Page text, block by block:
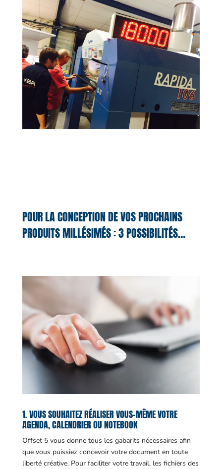
POUR LA CONCEPTION DE VOS PROCHAINS
PRODUITS MILLÉSIMÉS : 3 POSSIBILITÉS…
1. VOUS SOUHAITEZ RÉALISER VOUS-MÊME VOTRE
AGENDA, CALENDRIER OU NOTEBOOK
Offset 5 vous donne tous les gabarits nécessaires afin
que vous puissiez concevoir votre document en toute
liberté créative. Pour faciliter votre travail, les fichiers des